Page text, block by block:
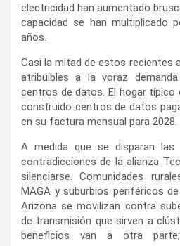
electricidad han aumentado
capacidad se han multiplicado
años.
Casi la mitad de estos recientes
atribuibles a la voraz
centros de datos. El hogar típico
construido centros de datos
en su factura mensual para 2028.
A medida que se disparan
contradicciones de la alianza
silenciarse. Comunidades
MAGA y suburbios periféricos
Arizona se movilizan contra
de transmisión que sirven a
beneficios van a otra